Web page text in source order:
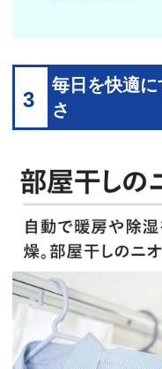
3
毎日を快適
さ